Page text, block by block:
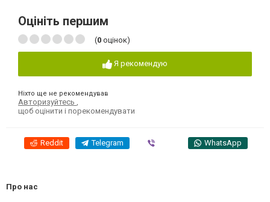
Оцініть першим
(0 оцінок)
Я рекомендую
Ніхто ще не рекомендував
Авторизуйтесь
щоб оцінити і порекомендувати
Reddit Telegram WhatsApp
Про нас